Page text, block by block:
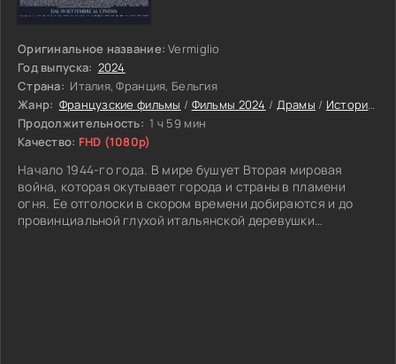
Оригинальное название: Vermiglio
Год выпуска: 2024
Страна: Италия, Франция, Бельгия
Жанр: Французские фильмы / Фильмы 2024 / Драмы / Исторические
Продолжительность: 1 ч 59 мин
Качество: FHD (1080p)
Начало 1944-го года. В мире бушует Вторая мировая
война, которая окутывает города и страны в пламени
огня. Ее отголоски в скором времени добираются и до
провинциальной глухой итальянской деревушки